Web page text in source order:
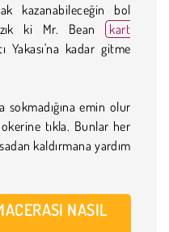
kazanabileceğin bol
ki Mr. Bean kart
Yakası'na kadar gitme
sokmadığına emin olur
tıkla. Bunlar her
kaldırmana yardım
NASIL